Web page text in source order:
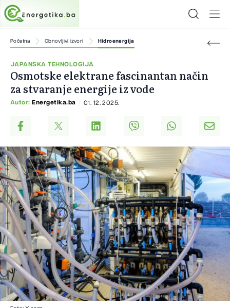
Početna Obnovljivi izvori Hidroenergija
JAPANSKA TEHNOLOGIJA
Osmotske elektrane fascinantan način
za stvaranje energije iz vode
Autor: Energetika.ba 01. 12. 2025.